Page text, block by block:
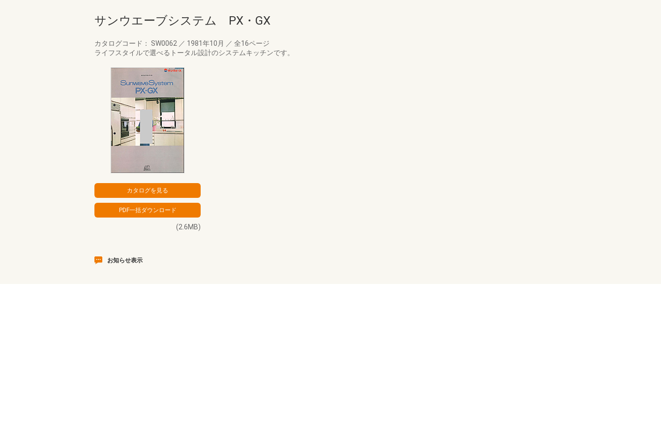
サンウエーブシステム PX・GX
カタログコード： SW0062 ／ 1981年10月 ／ 全16ページ
ライフスタイルで選べるトータル設計のシステムキッチンです。
(2.6MB)
お知らせ表示